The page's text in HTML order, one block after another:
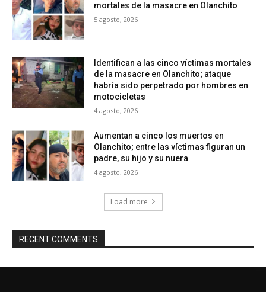
mortales de la masacre en Olanchito
5 agosto, 2026
Identifican a las cinco víctimas mortales
de la masacre en Olanchito; ataque
habría sido perpetrado por hombres en
motocicletas
4 agosto, 2026
Aumentan a cinco los muertos en
Olanchito; entre las víctimas figuran un
padre, su hijo y su nuera
4 agosto, 2026
Load more
RECENT COMMENTS